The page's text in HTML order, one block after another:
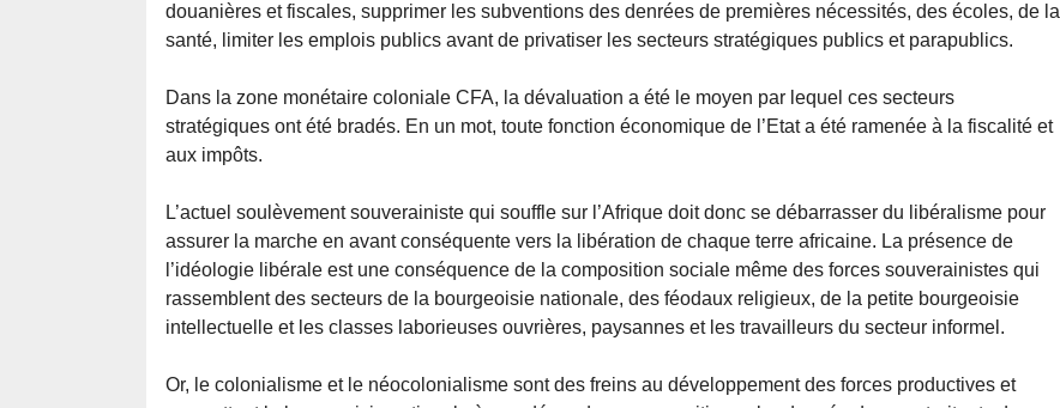
douanières et fiscales, supprimer les subventions des denrées de premières nécessités, des écoles, de la
santé, limiter les emplois publics avant de privatiser les secteurs stratégiques publics et parapublics.
Dans la zone monétaire coloniale CFA, la dévaluation a été le moyen par lequel ces secteurs
stratégiques ont été bradés. En un mot, toute fonction économique de l’Etat a été ramenée à la fiscalité et
aux impôts.
L’actuel soulèvement souverainiste qui souffle sur l’Afrique doit donc se débarrasser du libéralisme pour
assurer la marche en avant conséquente vers la libération de chaque terre africaine. La présence de
l’idéologie libérale est une conséquence de la composition sociale même des forces souverainistes qui
rassemblent des secteurs de la bourgeoisie nationale, des féodaux religieux, de la petite bourgeoisie
intellectuelle et les classes laborieuses ouvrières, paysannes et les travailleurs du secteur informel.
Or, le colonialisme et le néocolonialisme sont des freins au développement des forces productives et